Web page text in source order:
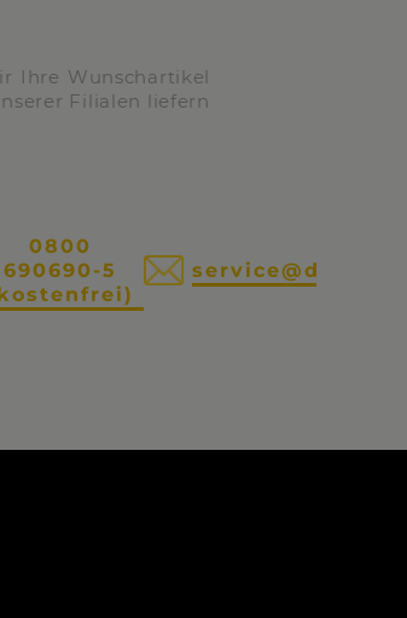
0800
690690-5
Ihre Wunschartikel
Filialen liefern